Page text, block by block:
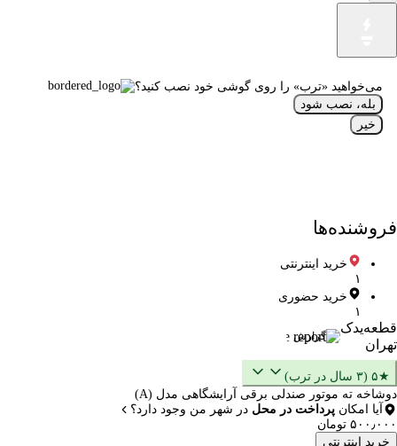
می‌خواهید «ترب» را روی گوشی خود نصب کنید؟
بله، نصب شود
خیر
فروشنده‌ها
خرید اینترنتی
۱
خرید حضوری
۱
قطعه‌یدک
تهران
گزارش
★۵ (۳ سال در ترب)
دوشاخه ته موتور صندلی برقی آرایشگاهی مدل (A)
آیا امکان پرداخت در محل در شهر من وجود دارد؟
۵۰۰٫۰۰۰ تومان
خرید اینترنتی